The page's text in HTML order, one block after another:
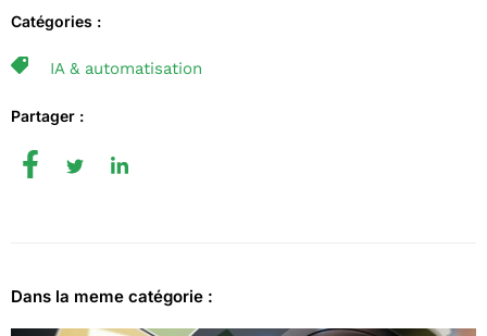
Catégories :
IA & automatisation
Partager :
Dans la meme catégorie :